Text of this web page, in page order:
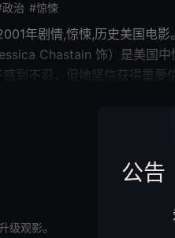
治 #惊悚
年剧情,惊悚,历史美国电影
Chastain 饰）是美国
到不忍，但她坚信获得重
·拉登的骆驼。最终她的努
国反恐十年，讲述世界上有史
级观影。
公告